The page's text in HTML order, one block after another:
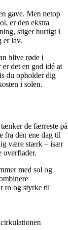
gave. Men netop
er den ekstra
stiger hurtigt i
er lav.
blive røde i
det en god idé at
du opholder dig
i solen.
de færreste på
fra den ene dag til
være stærk – især
overflader.
med sol og
ro og styrke til